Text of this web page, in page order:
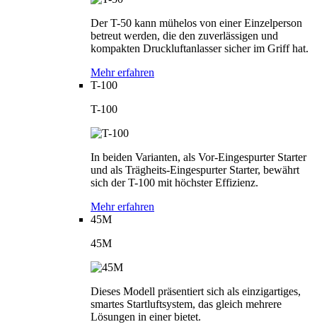
Der T-50 kann mühelos von einer Einzelperson
betreut werden, die den zuverlässigen und
kompakten Druckluftanlasser sicher im Griff hat.
Mehr erfahren
T-100
T-100
In beiden Varianten, als Vor-Eingespurter Starter
und als Trägheits-Eingespurter Starter, bewährt
sich der T-100 mit höchster Effizienz.
Mehr erfahren
45M
45M
Dieses Modell präsentiert sich als einzigartiges,
smartes Startluftsystem, das gleich mehrere
Lösungen in einer bietet.